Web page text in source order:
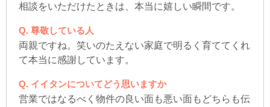
相談をいただけたときは、本当に嬉しい瞬間です。
尊敬している人
両親ですね。笑いのたえない家庭で明るく育ててくれ
て本当に感謝しています。
イイタンについてどう思いますか
営業ではなるべく物件の良い面も悪い面もどちらも伝